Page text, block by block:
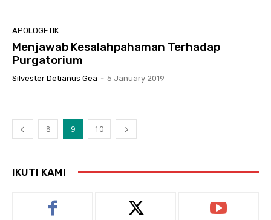
APOLOGETIK
Menjawab Kesalahpahaman Terhadap
Purgatorium
Silvester Detianus Gea - 5 January 2019
8 9 10
IKUTI KAMI